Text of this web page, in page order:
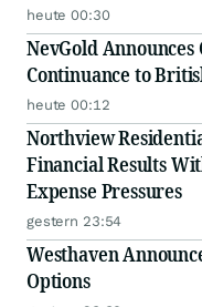
heute 00:30
NevGold
Continuance to
heute 00:12
Northview
Financial Results
Expense Pressures
gestern 23:54
Westhaven
Options